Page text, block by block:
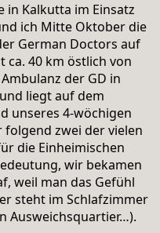
in Kalkutta im Einsatz
ich Mitte Oktober die
German Doctors auf
ca. 40 km östlich von
der GD in
liegt auf dem
unseres 4-wöchigen
zwei der vielen
die Einheimischen
wir bekamen
weil man das Gefühl
steht im Schlafzimmer
Ausweichsquartier…).